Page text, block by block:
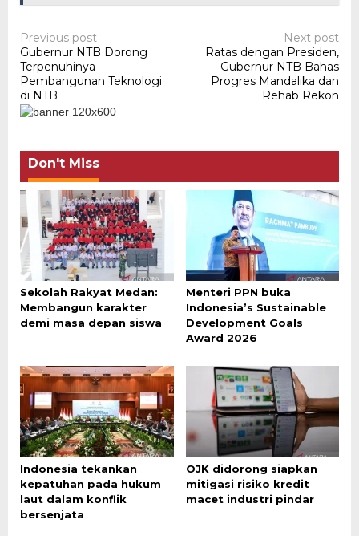
Post
navigation
Previous post
Gubernur NTB Dorong
Terpenuhinya
Pembangunan Teknologi
di NTB
Next post
Ratas dengan Presiden,
Gubernur NTB Bahas
Progres Mandalika dan
Rehab Rekon
Don't Miss
Sekolah Rakyat Medan:
Membangun karakter
demi masa depan siswa
Menteri PPN buka
Indonesia’s Sustainable
Development Goals
Award 2026
Indonesia tekankan
kepatuhan pada hukum
laut dalam konflik
bersenjata
OJK didorong siapkan
mitigasi risiko kredit
macet industri pindar